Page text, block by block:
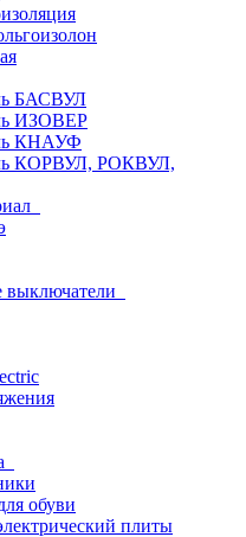
БАСВУЛ
ИЗОВЕР
КНАУФ
КОРВУЛ, РОКВУЛ,
выключатели
обуви
плиты